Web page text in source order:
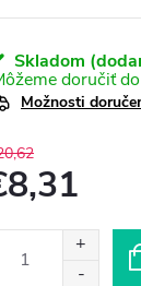
Skladom
Možnosti